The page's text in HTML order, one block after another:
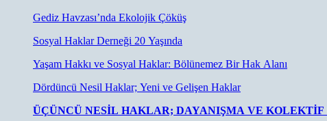
Gediz Havzası’nda Ekolojik Çöküş
Sosyal Haklar Derneği 20 Yaşında
Yaşam Hakkı ve Sosyal Haklar: Bölünemez Bir Hak Alanı
Dördüncü Nesil Haklar; Yeni ve Gelişen Haklar
ÜÇÜNCÜ NESIL HAKLAR; DAYANIŞMA VE